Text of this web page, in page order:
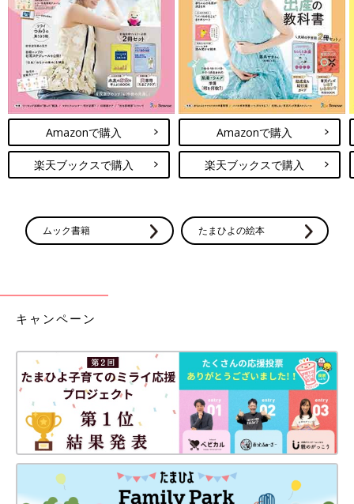
Amazonで購入
楽天ブックスで購入
Amazonで購入
楽天ブックスで購入
ムック書籍 たまひよの絵本
キャンペーン